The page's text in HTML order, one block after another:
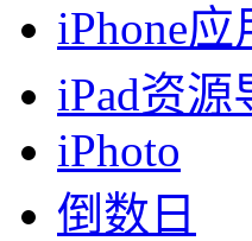
iPhone
iPad资源
iPhoto
倒数日